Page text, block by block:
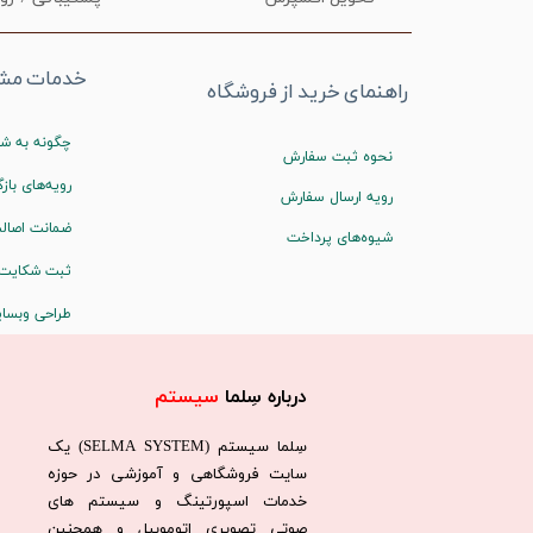
درباره سِلما سیستم​​​​​​​
سِلما سيستم (SELMA SYSTEM) یک
سایت فروشگاهی و آموزشی در حوزه
خدمات اسپورتینگ و سیستم های
راهنمای خرید از فروشگاه
نحوه ثبت سفارش
رویه ارسال سفارش
شیوه‌های پرداخت
خدمات
چگونه به
رویه‌های
ضمانت
ثبت
طراحی